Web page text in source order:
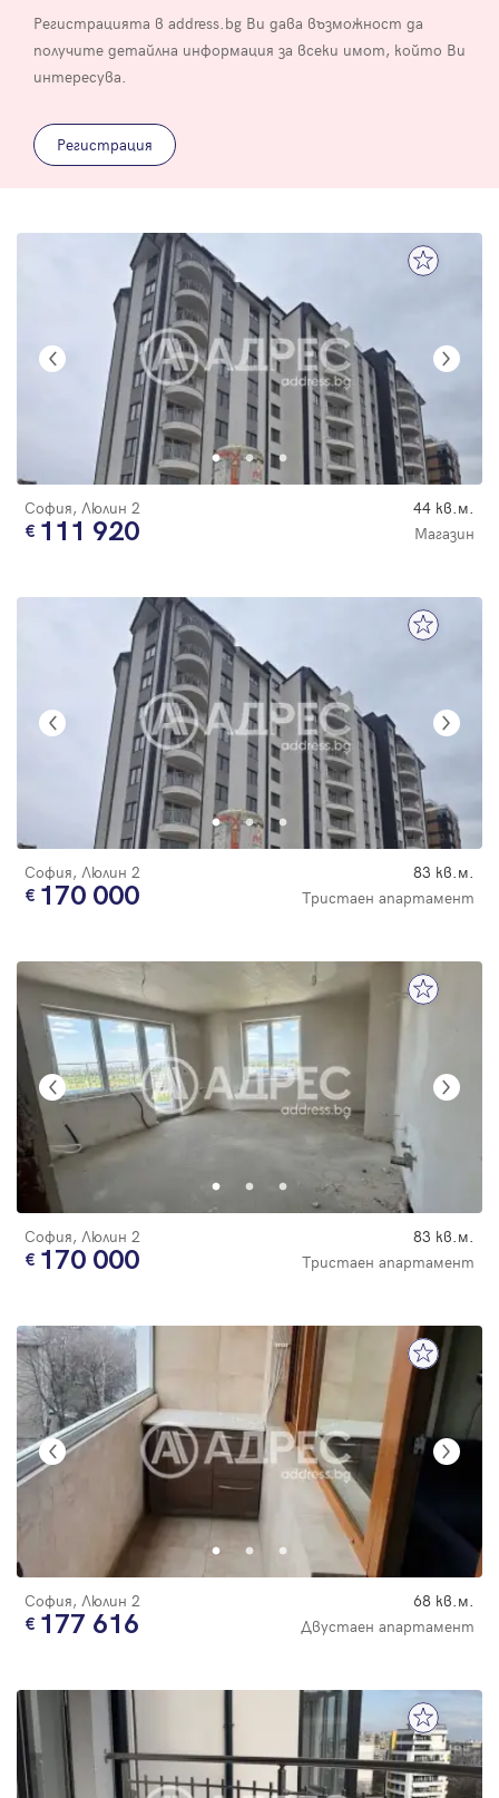
Регистрацията в address.bg Ви дава възможност да
получите детайлна информация за всеки имот, който Ви
интересува.
Регистрация
София, Люлин 2 44 кв.м.
111 920 Магазин
София, Люлин 2 83 кв.м.
170 000 Тристаен апартамент
София, Люлин 2 83 кв.м.
170 000 Тристаен апартамент
София, Люлин 2 68 кв.м.
177 616 Двустаен апартамент